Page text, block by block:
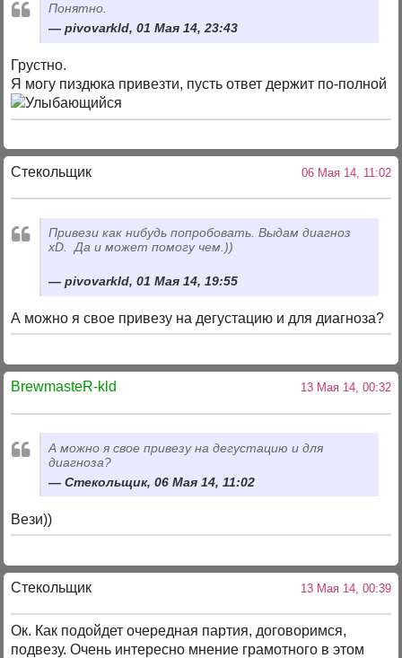
Понятно.
pivovarkld, 01 Мая 14, 23:43
Грустно.
Я могу пиздюка привезти, пусть ответ держит по-полной
Стекольщик 06 Мая 14, 11:02
Привези как нибудь попробовать. Выдам диагноз
xD. Да и может помогу чем.))
pivovarkld, 01 Мая 14, 19:55
А можно я свое привезу на дегустацию и для диагноза?
BrewmasteR-kld 13 Мая 14, 00:32
А можно я свое привезу на дегустацию и для
диагноза?
Стекольщик, 06 Мая 14, 11:02
Вези))
Стекольщик 13 Мая 14, 00:39
Ок. Как подойдет очередная партия, договоримся,
подвезу. Очень интересно мнение грамотного в этом